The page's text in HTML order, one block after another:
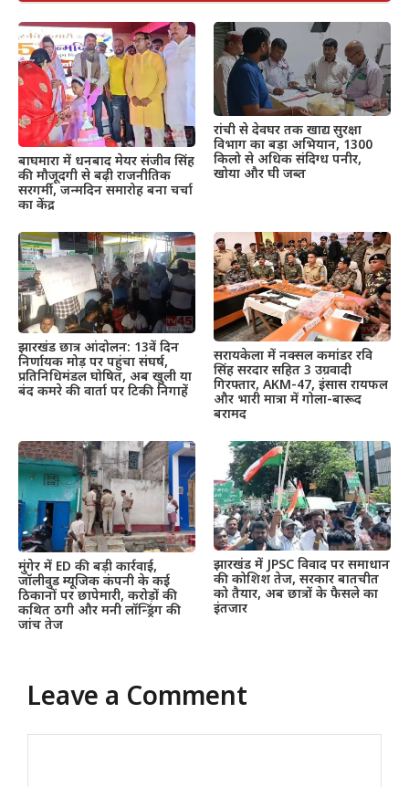
बाघमारा में धनबाद मेयर संजीव सिंह
की मौजूदगी से बढ़ी राजनीतिक
सरगर्मी, जन्मदिन समारोह बना चर्चा
का केंद्र
रांची से देवघर तक खाद्य सुरक्षा
विभाग का बड़ा अभियान, 1300
किलो से अधिक संदिग्ध पनीर,
खोया और घी जब्त
झारखंड छात्र आंदोलन: 13वें दिन
निर्णायक मोड़ पर पहुंचा संघर्ष,
प्रतिनिधिमंडल घोषित, अब खुली या
बंद कमरे की वार्ता पर टिकी निगाहें
सरायकेला में नक्सल कमांडर रवि
सिंह सरदार सहित 3 उग्रवादी
गिरफ्तार, AKM-47, इंसास रायफल
और भारी मात्रा में गोला-बारूद
बरामद
मुंगेर में ED की बड़ी कार्रवाई,
जॉलीवुड म्यूजिक कंपनी के कई
ठिकानों पर छापेमारी, करोड़ों की
कथित ठगी और मनी लॉन्ड्रिंग की
जांच तेज
झारखंड में JPSC विवाद पर समाधान
की कोशिश तेज, सरकार बातचीत
को तैयार, अब छात्रों के फैसले का
इंतजार
Leave a Comment